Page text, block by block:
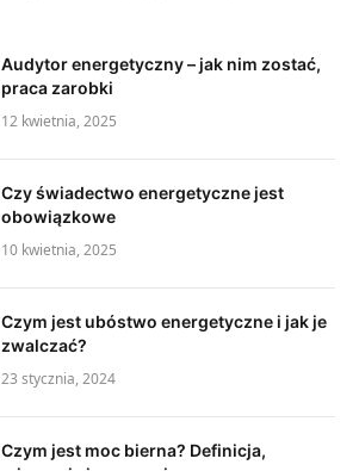
Audytor energetyczny – jak nim zostać,
praca zarobki
12 kwietnia, 2025
Czy świadectwo energetyczne jest
obowiązkowe
10 kwietnia, 2025
Czym jest ubóstwo energetyczne i jak je
zwalczać?
23 stycznia, 2024
Czym jest moc bierna? Definicja,